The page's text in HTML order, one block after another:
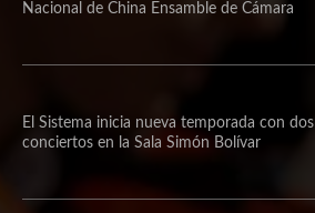
Nacional de China Ensamble de Cámara
El Sistema inicia nueva temporada con dos
conciertos en la Sala Simón Bolívar